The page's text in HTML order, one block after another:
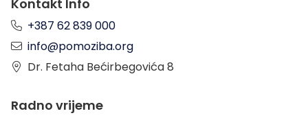
Kontakt Info
+387 62 839 000
info@pomoziba.org
Dr. Fetaha Bećirbegovića 8
Radno vrijeme